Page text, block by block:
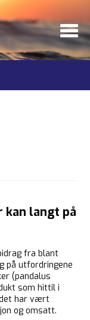
langt på
fra blant
på utfordringene
(pandalus
som hittil i
har vært
og omsatt.